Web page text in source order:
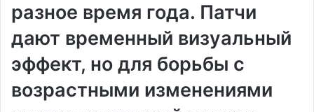
разное время года. Патчи
дают временный визуальный
эффект, но для борьбы с
возрастными изменениями